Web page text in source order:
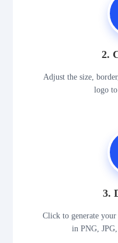
2.
Adjust the size,
logo
3.
Click to generate
in PNG,